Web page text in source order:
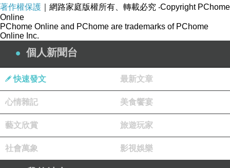
著作權保護 ｜網路家庭版權所有、轉載必究 ‧Copyright PChome
Online
PChome Online and PChome are trademarks of PChome
Online Inc.
個人新聞台
快速發文 最新文章
心情雜記 美食饗宴
藝文欣賞 旅遊玩家
社會萬象 影視娛樂